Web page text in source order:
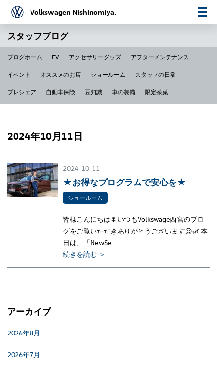
Volkswagen Nishinomiya.
スタッフブログ
ブログホーム EV アクセサリーグッズ アフターメンテナンス
イベント オススメのお店 ショールーム スタッフの日常
プレシェア 自動車保険 豆知識 車の装備 限定茶菓
2024年10月11日
2024-10-11
★お得なプログラムで安心を★
ショールーム
皆様こんにちは🌷いつもVolkswage西宮のブロ
グをご覧いただきありがとうございます😌🌿 本
日は、「NewSe
続きを読む ＞
アーカイブ
2026年8月
2026年7月